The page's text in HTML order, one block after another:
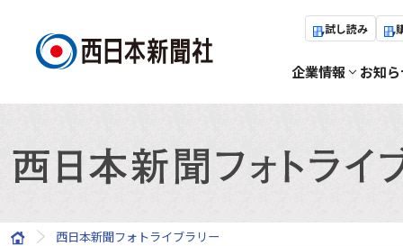
試し読み
企業情報 お知
西日本新聞フォトライブラリー